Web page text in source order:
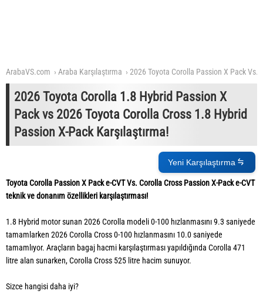
ArabaVS.com Araba Karşılaştırma 2026 Toyota Corolla Passion X Pack Vs.
2026 Toyota Corolla 1.8 Hybrid Passion X
Pack vs 2026 Toyota Corolla Cross 1.8 Hybrid
Passion X-Pack Karşılaştırma!
Yeni Karşılaştırma
Toyota Corolla Passion X Pack e-CVT Vs. Corolla Cross Passion X-Pack e-CVT
teknik ve donanım özellikleri karşılaştırması!
1.8 Hybrid motor sunan 2026 Corolla modeli 0-100 hızlanmasını 9.3 saniyede
tamamlarken 2026 Corolla Cross 0-100 hızlanmasını 10.0 saniyede
tamamlıyor. Araçların bagaj hacmi karşılaştırması yapıldığında Corolla 471
litre alan sunarken, Corolla Cross 525 litre hacim sunuyor.
Sizce hangisi daha iyi?